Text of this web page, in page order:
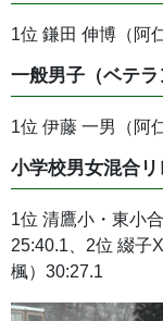
1位 鎌田 伸博（阿
一般男子（ベテラ
1位 伊藤 一男（阿
小学校男女混合リ
1位 清鷹小・東小
25:40.1、2位 綴子
楓）30:27.1